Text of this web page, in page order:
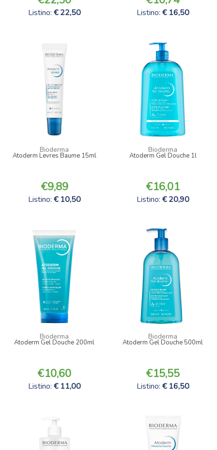
Listino: 22,50 Listino: 16,50
Bioderma
Atoderm Levres Baume 15ml
9,89
Listino: 10,50
Bioderma
Atoderm Gel Douche 1l
16,01
Listino: 20,90
Bioderma
Atoderm Gel Douche 200ml
10,60
Listino: 11,00
Bioderma
Atoderm Gel Douche 500ml
15,55
Listino: 16,50